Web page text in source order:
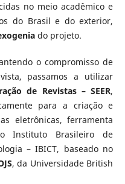
no meio acadêmico e
do Brasil e do exterior,
do projeto.
o compromisso de
passamos a utilizar
de Revistas – SEER,
para a criação e
eletrônicas, ferramenta
Instituto Brasileiro de
– IBICT, baseado no
, da Universidade British